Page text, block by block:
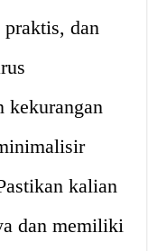
praktis, dan
kekurangan
kalian
dan memiliki